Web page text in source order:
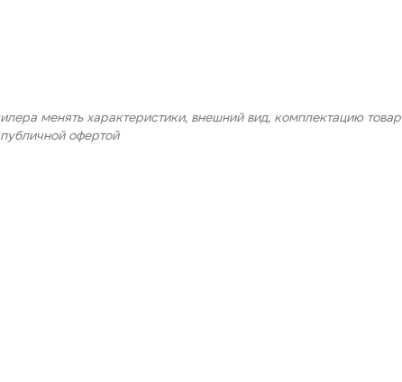
менять характеристики, внешний вид, комплектацию
офертой